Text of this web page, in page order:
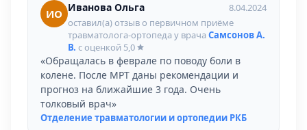
ИО Иванова Ольга
8.04.2024
оставил(а) отзыв о первичном приёме
травматолога-ортопеда у врачаСамсонов А.
В. с оценкой 5,0
«Обращалась в феврале по поводу боли в
колене. После МРТ даны рекомендации и
прогноз на ближайшие 3 года. Очень
толковый врач»
Отделение травматологии и ортопедии РКБ